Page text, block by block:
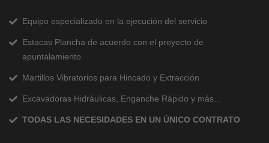
Equipo especializado en la ejecución del servicio
Estacas Plancha de acuerdo con el proyecto de
apuntalamiento
Martillos Vibratorios para Hincado y Extracción
Excavadoras Hidráulicas, Enganche Rápido y más...
TODAS LAS NECESIDADES EN UN ÚNICO CONTRATO